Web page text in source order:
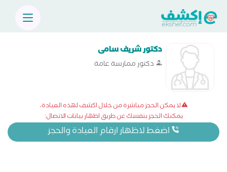
دكتور شريف سامى
دكتور ممارسة عامة
لا يمكن الحجز مباشرة من خلال اكشف لهذه العيادة،
يمكنك الحجز بنفسك عن طريق اظهار بيانات الاتصال:
اضغط لاظهار ارقام العيادة والحجز